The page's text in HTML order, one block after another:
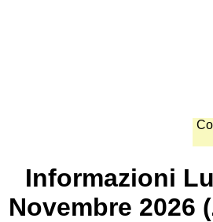
Informazioni
Novembre 2026